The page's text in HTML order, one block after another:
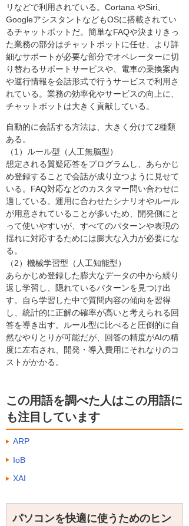
リなどで利用されている。Cortana やSiri、
GoogleアシスタントなどもOSに搭載されてい
るチャットボットだ。簡単なFAQや決まりきっ
た業務の部分はチャットボットに任せ、より詳
細なサポートが必要な部分でオペレーターに切
り替わるサポートサービスや、電車の乗換案内
や運行情報を会話形式で行うサービスで利用さ
れている。業務の効率化やサービスの向上に、
チャットボットは大きく貢献している。
自動的に会話する方法は、大きく分けて2種類
ある。
（1）ルール型（人工無脳型）
想定される質疑応答をプログラムし、あらかじ
め登録することで会話が成り立つように見せて
いる。FAQ対応などのカスタマー問い合わせに
適している。運用に合わせたシナリオやルール
が用意されていることが多いため、開発側にと
って使いやすいが、すべてのパターンや表現の
揺れに対応するためには膨大な入力が必要にな
る。
（2）機械学習型（人工知能型）
あらかじめ登録した膨大なデータの中から繰り
返し学習し、隠れているパターンを見つけ出
す。自ら学習した中で質問内容の傾向を習得
し、統計的に正解の確率が高いと考えられる回
答を導き出す。ルール型に比べると圧倒的に自
然なやりとりが可能だが、回答の精度がAIの精
度に左右され、開発・導入費用にそれなりのコ
ストがかかる。
この用語を調べた人はこの用語に
も注目しています
ARP
IoB
XAI
パソコンを快適に使うためのヒン